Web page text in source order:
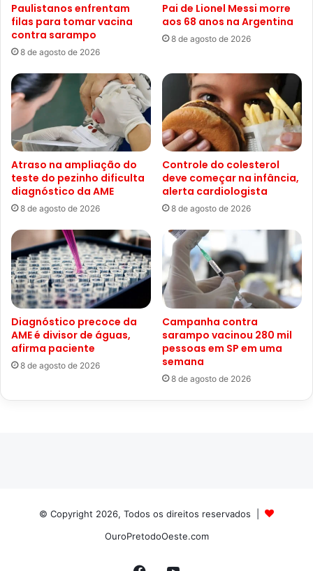
Paulistanos enfrentam
filas para tomar vacina
contra sarampo
8 de agosto de 2026
Pai de Lionel Messi morre
aos 68 anos na Argentina
8 de agosto de 2026
Atraso na ampliação do
teste do pezinho dificulta
diagnóstico da AME
8 de agosto de 2026
Controle do colesterol
deve começar na infância,
alerta cardiologista
8 de agosto de 2026
Diagnóstico precoce da
AME é divisor de águas,
afirma paciente
8 de agosto de 2026
Campanha contra
sarampo vacinou 280 mil
pessoas em SP em uma
semana
8 de agosto de 2026
© Copyright 2026, Todos os direitos reservados |
OuroPretodoOeste.com